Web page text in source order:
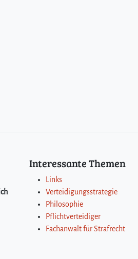
Interessante Themen
Links
Verteidigungsstrategie
Philosophie
Pflichtverteidiger
Fachanwalt für Strafrecht